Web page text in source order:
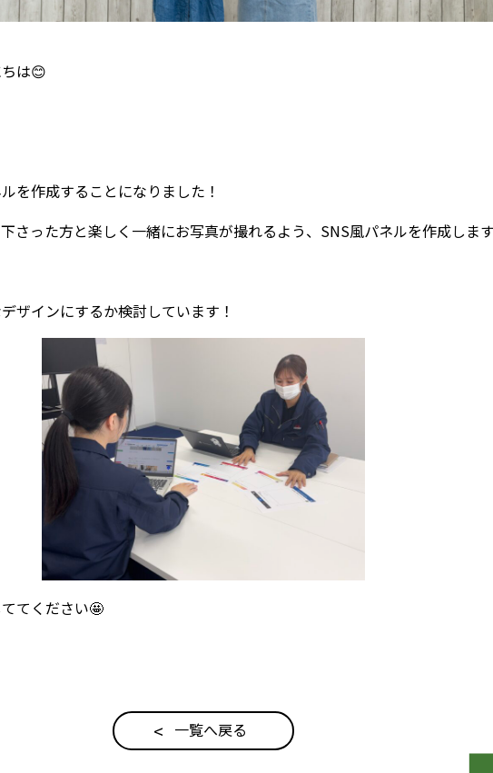
は😊
を作成することになりました！
さった方と楽しく一緒にお写真が撮れるよう、SNS風パネルを作成しま
ザインにするか検討しています！
てください🤩
一覧へ戻る